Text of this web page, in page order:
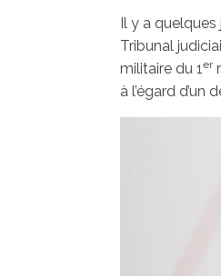
Il y a quelques
Tribunal
militaire du 1er
à l’égard d’un